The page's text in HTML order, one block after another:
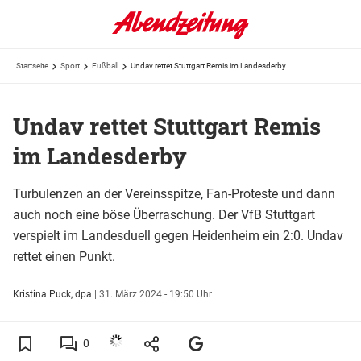
Startseite Sport Fußball Undav rettet Stuttgart Remis im Landesderby
Undav rettet Stuttgart Remis
im Landesderby
Turbulenzen an der Vereinsspitze, Fan-Proteste und dann
auch noch eine böse Überraschung. Der VfB Stuttgart
verspielt im Landesduell gegen Heidenheim ein 2:0. Undav
rettet einen Punkt.
Kristina Puck, dpa | 31. März 2024 - 19:50 Uhr
0